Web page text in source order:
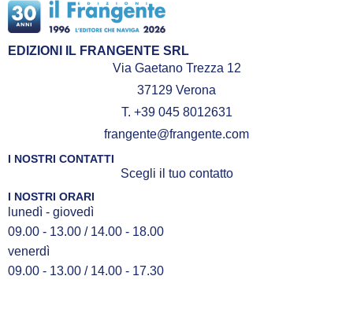
EDIZIONI IL FRANGENTE SRL
Via Gaetano Trezza 12
37129 Verona
T. +39 045 8012631
frangente@frangente.com
I NOSTRI CONTATTI
Scegli il tuo contatto
I NOSTRI ORARI
lunedì - giovedì
09.00 - 13.00 / 14.00 - 18.00
venerdì
09.00 - 13.00 / 14.00 - 17.30